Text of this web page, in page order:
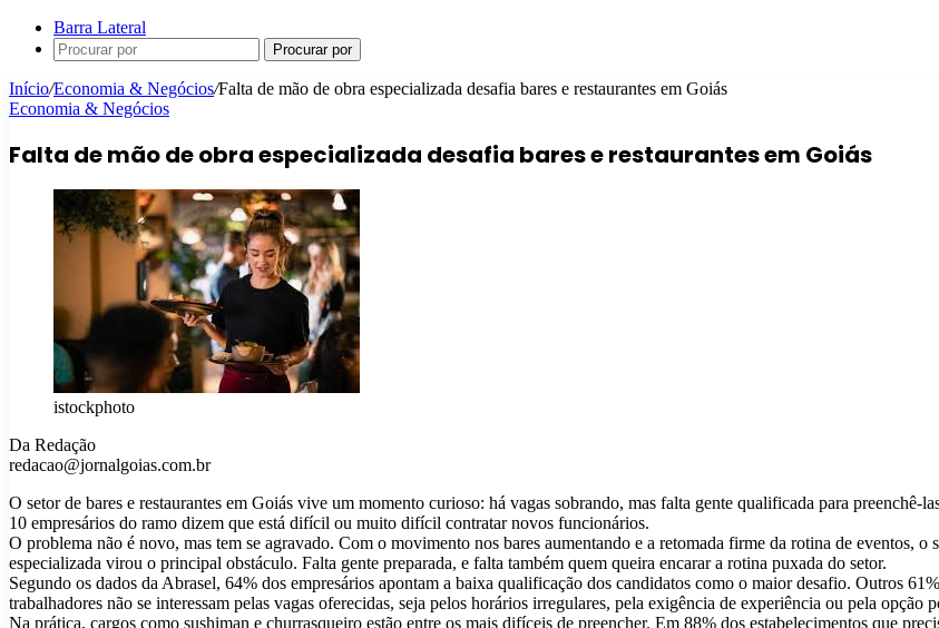
Barra Lateral
Procurar por
Início/Economia & Negócios/Falta de mão de obra especializada desafia bares e restaurantes em Goiás
Economia & Negócios
Falta de mão de obra especializada desafia bares e restaurantes em Goiás
istockphoto
Da Redação
redacao@jornalgoias.com.br
O setor de bares e restaurantes em Goiás vive um momento curioso: há vagas sobrando, mas falta gente qualificada para
10 empresários do ramo dizem que está difícil ou muito difícil contratar novos funcionários.
O problema não é novo, mas tem se agravado. Com o movimento nos bares aumentando e a retomada firme da rotina de eventos, o
especializada virou o principal obstáculo. Falta gente preparada, e falta também quem queira encarar a rotina puxada do setor.
Segundo os dados da Abrasel, 64% dos empresários apontam a baixa qualificação dos candidatos como o maior desafio. Outros
trabalhadores não se interessam pelas vagas oferecidas, seja pelos horários irregulares, pela exigência de experiência ou pela
Na prática, cargos como sushiman e churrasqueiro estão entre os mais difíceis de preencher. Em 88% dos estabelecimentos que